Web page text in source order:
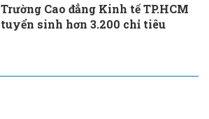
Trường Cao đẳng Kinh tế TP.HCM
tuyển sinh hơn 3.200 chỉ tiêu